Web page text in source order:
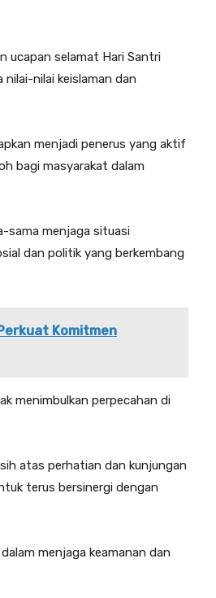
ucapan selamat Hari Santri
nilai-nilai keislaman dan
menjadi penerus yang aktif
bagi masyarakat dalam
sama menjaga situasi
dan politik yang berkembang
Komitmen
menimbulkan perpecahan di
atas perhatian dan kunjungan
terus bersinergi dengan
menjaga keamanan dan